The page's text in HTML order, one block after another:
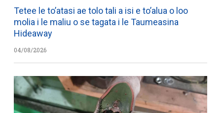
Tetee le to’atasi ae tolo tali a isi e to’alua o loo
molia i le maliu o se tagata i le Taumeasina
Hideaway
04/08/2026